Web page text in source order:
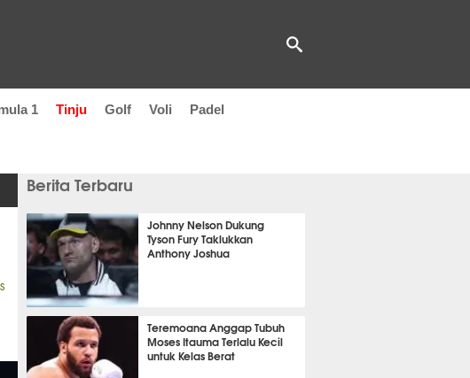
1 Tinju Golf Voli Padel
Berita Terbaru
Johnny Nelson Dukung
Tyson Fury Taklukkan
Anthony Joshua
2 jam 42 menit lalu
Teremoana Anggap Tubuh
Moses Itauma Terlalu Kecil
untuk Kelas Berat